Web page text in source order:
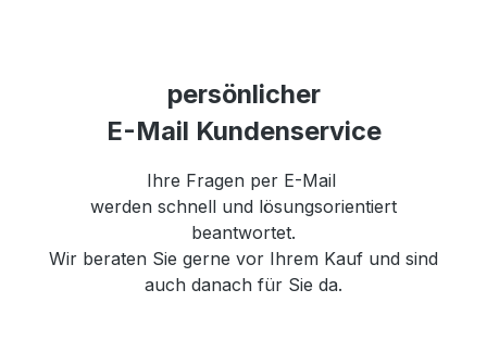
persönlicher
E-Mail Kundenservice
Ihre Fragen per E-Mail
werden schnell und lösungsorientiert
beantwortet.
Wir beraten Sie gerne vor Ihrem Kauf und sind
auch danach für Sie da.